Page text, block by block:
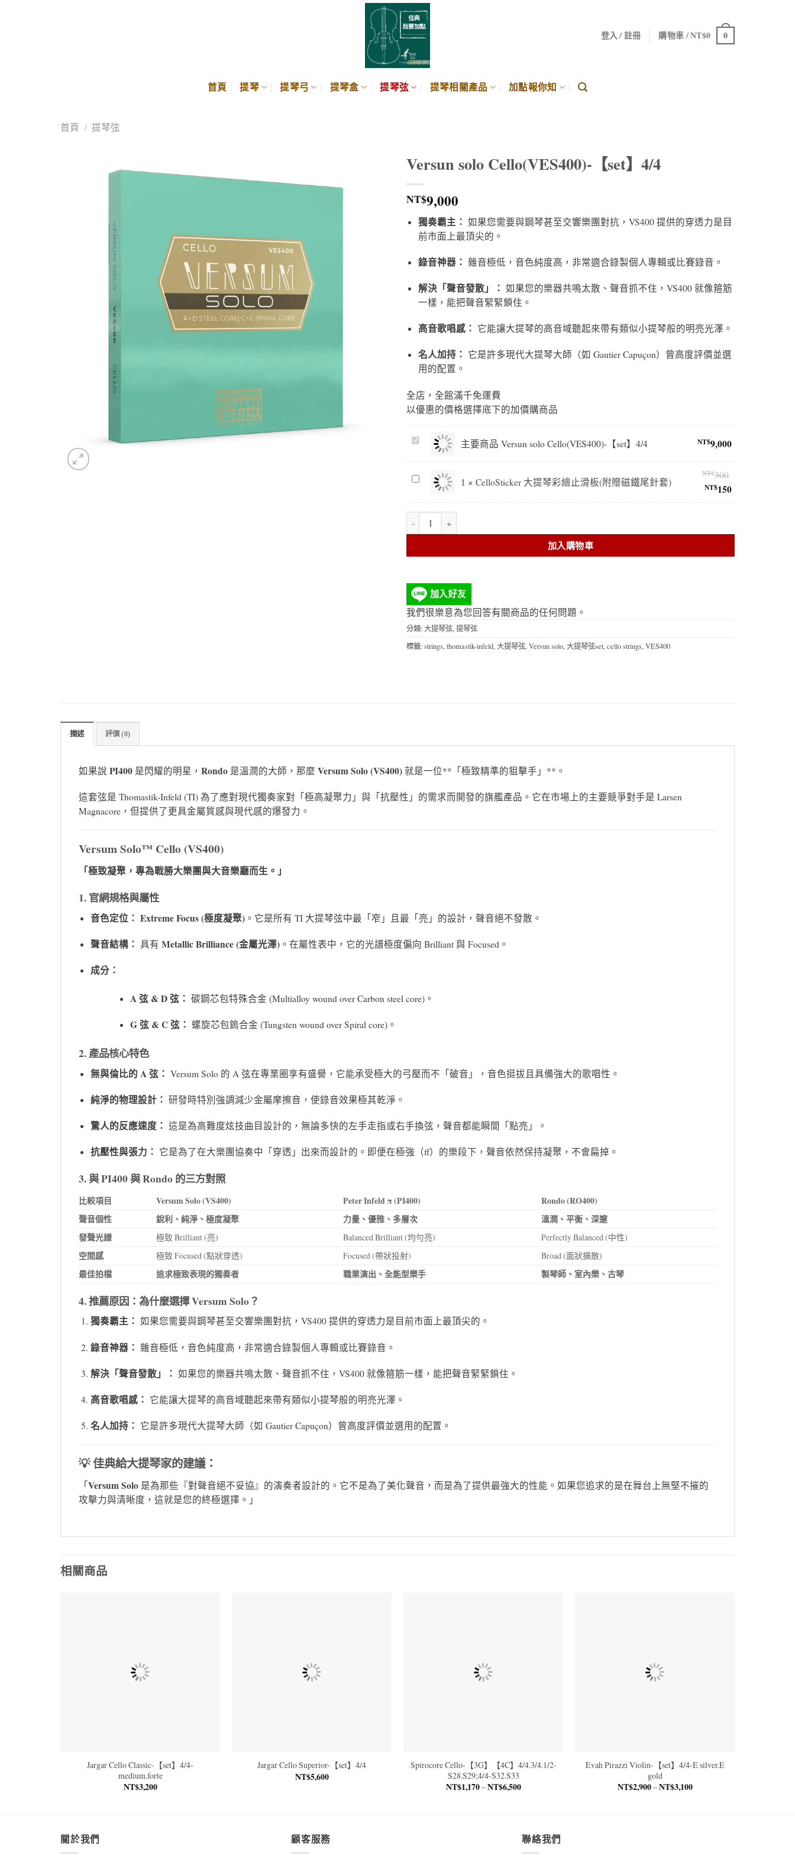
登入 / 註冊 購物車 /NT$0 0
首頁 提琴 提琴弓 提琴盒 提琴弦 提琴相關產品 加點報你知
首頁 / 提琴弦
Versun solo Cello(VES400)-【set】4/4
NT$9,000
獨奏霸主： 如果您需要與鋼琴甚至交響樂團對抗，VS400 提供的穿透力是目
前市面上最頂尖的。
錄音神器： 雜音極低，音色純度高，非常適合錄製個人專輯或比賽錄音。
解決「聲音發散」： 如果您的樂器共鳴太散、聲音抓不住，VS400 就像箍筋
一樣，能把聲音緊緊鎖住。
高音歌唱感： 它能讓大提琴的高音域聽起來帶有類似小提琴般的明亮光澤。
名人加持： 它是許多現代大提琴大師（如 Gautier Capuçon）曾高度評價並選
用的配置。
全店，全館滿千免運費
以優惠的價格選擇底下的加價購商品
Versun
Cello(VES400)-
【set】
主要商品 Versun solo Cello(VES400)-【set】4/4 NT$9,000
CelloSticker
提
止
板
(附
贈
磁
鐵
尾
1 × CelloSticker 大提琴彩繪止滑板(附贈磁鐵尾針套)
NT$300
始
價
NT$150目
前
Versun solo Cello(VES400)-【set】4/4 數量
加入購物車
我們很樂意為您回答有關商品的任何問題。
分類:大提琴弦, 提琴弦
標籤:strings, thomastik-infeld, 大提琴弦, Versun solo, 大提琴弦set, cello strings, VES400
描述 評價 (0)
如果說 PI400 是閃耀的明星， Rondo 是溫潤的大師，那麼 Versum Solo (VS400) 就是一位**「極致精準的狙擊手」**。
這套弦是 Thomastik-Infeld (TI) 為了應對現代獨奏家對「極高凝聚力」與「抗壓性」的需求而開發的旗艦產品。它在市場上的主要競爭對手是 Larsen
Magnacore，但提供了更具金屬質感與現代感的爆發力。
Versum Solo™ Cello (VS400)
「極致凝聚，專為戰勝大樂團與大音樂廳而生。」
1. 官網規格與屬性
音色定位： Extreme Focus (極度凝聚) 。它是所有 TI 大提琴弦中最「窄」且最「亮」的設計，聲音絕不發散。
聲音結構： 具有Metallic Brilliance (金屬光澤) 。在屬性表中，它的光譜極度偏向 Brilliant 與 Focused。
成分：
A 弦 & D 弦： 碳鋼芯包特殊合金 (Multialloy wound over Carbon steel core)。
G 弦 & C 弦： 螺旋芯包鎢合金 (Tungsten wound over Spiral core)。
2. 產品核心特色
無與倫比的 A 弦： Versum Solo 的 A 弦在專業圈享有盛譽，它能承受極大的弓壓而不「破音」，音色挺拔且具備強大的歌唱性。
純淨的物理設計： 研發時特別強調減少金屬摩擦音，使錄音效果極其乾淨。
驚人的反應速度： 這是為高難度炫技曲目設計的，無論多快的左手走指或右手換弦，聲音都能瞬間「點亮」。
抗壓性與張力： 它是為了在大樂團協奏中「穿透」出來而設計的。即便在極強（ff）的樂段下，聲音依然保持凝聚，不會扁掉。
3. 與 PI400 與 Rondo 的三方對照
比較項目 Versum Solo (VS400) Peter Infeld π (PI400)
Rondo (RO400)
聲音個性
銳利、純淨、極度凝聚 力量、優雅、多層次
溫潤、平衡、深邃
發聲光譜
極致 Brilliant (亮) Balanced Brilliant (均勻亮) Perfectly Balanced (中性)
空間感 極致 Focused (點狀穿透) Focused (帶狀投射) Broad (面狀擴散)
最佳拍檔 追求極致表現的獨奏者 職業演出、全能型樂手 製琴師、室內樂、古琴
4. 推薦原因：為什麼選擇 Versum Solo？
獨奏霸主： 如果您需要與鋼琴甚至交響樂團對抗，VS400 提供的穿透力是目前市面上最頂尖的。
錄音神器： 雜音極低，音色純度高，非常適合錄製個人專輯或比賽錄音。
解決「聲音發散」： 如果您的樂器共鳴太散、聲音抓不住，VS400 就像箍筋一樣，能把聲音緊緊鎖住。
高音歌唱感： 它能讓大提琴的高音域聽起來帶有類似小提琴般的明亮光澤。
名人加持： 它是許多現代大提琴大師（如 Gautier Capuçon）曾高度評價並選用的配置。
💡 佳典給大提琴家的建議：
「Versum Solo 是為那些『對聲音絕不妥協』的演奏者設計的。它不是為了美化聲音，而是為了提供最強大的性能。如果您追求的是在舞台上無堅不摧的
攻擊力與清晰度，這就是您的終極選擇。」
相關商品
Jargar Cello Classic-【set】4/4-
medium.forte
NT$3,200
Jargar Cello Superior-【set】4/4
NT$5,600
Spirocore Cello-【3G】【4C】4/4.3/4.1/2-
S28.S29;4/4-S32.S33
NT$1,170–NT$6,500價
NT$6,500
Evah Pirazzi Violin-【set】4/4-E silver.E
gold
NT$2,900–NT$3,100價
關於我們 顧客服務 聯絡我們